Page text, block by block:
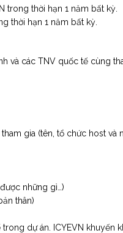
trong thời hạn 1 năm bất kỳ.
thời hạn 1 năm bất kỳ.
và các TNV quốc tế cùng
gia (tên, tổ chức host và
những gì…)
thân)
dự án. ICYEVN khuyến